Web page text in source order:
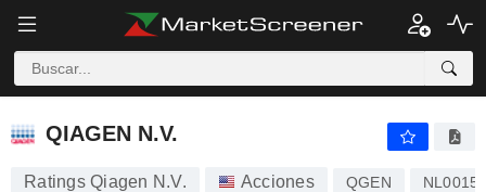
QIAGEN N.V.
QIAGEN N.V.
Ratings Qiagen N.V. Acciones QGEN